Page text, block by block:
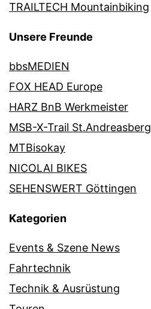
TRAILTECH Mountainbiking
Unsere Freunde
bbsMEDIEN
FOX HEAD Europe
HARZ BnB Werkmeister
MSB-X-Trail St.Andreasberg
MTBisokay
NICOLAI BIKES
SEHENSWERT Göttingen
Kategorien
Events & Szene News
Fahrtechnik
Technik & Ausrüstung